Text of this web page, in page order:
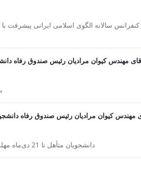
of this content.
سالانه الگوی اسلامی ایرانی پیشرفت
مهندس کیوان مرادیان رئیس صندوق رفاه
this content.
مهندس کیوان مرادیان رئیس صندوق رفاه
of this content.دانشجویان متأهل تا 21 دی‌ماه مهلت دارند تا برای دریافت سبد کالای دولت در سایت صندوق رفاه ثبت‌نام کنند